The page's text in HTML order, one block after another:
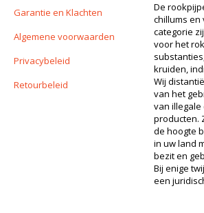
Garantie en Klachten
Algemene voorwaarden
Privacybeleid
Retourbeleid
De
chillums
categorie
voor het
kruiden,
Wij
van het
van illegale
producten.
de hoogte
in uw land
bezit en
Bij enige
een